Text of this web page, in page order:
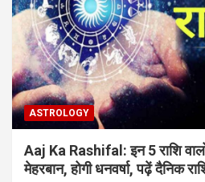
ASTROLOGY
Aaj Ka Rashifal: इन 5 राशि
मेहरबान, होगी धनवर्षा, पढ़ें दैनिक